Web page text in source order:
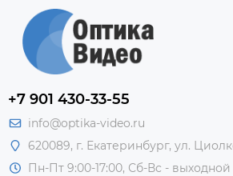
+7 901 430-33-55
info@optika-video.ru
620089, г. Екатеринбург, ул.
Пн-Пт 9:00-17:00, Сб-Вс - выходной